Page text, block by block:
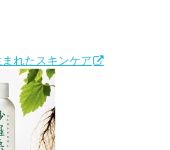
れたスキンケア